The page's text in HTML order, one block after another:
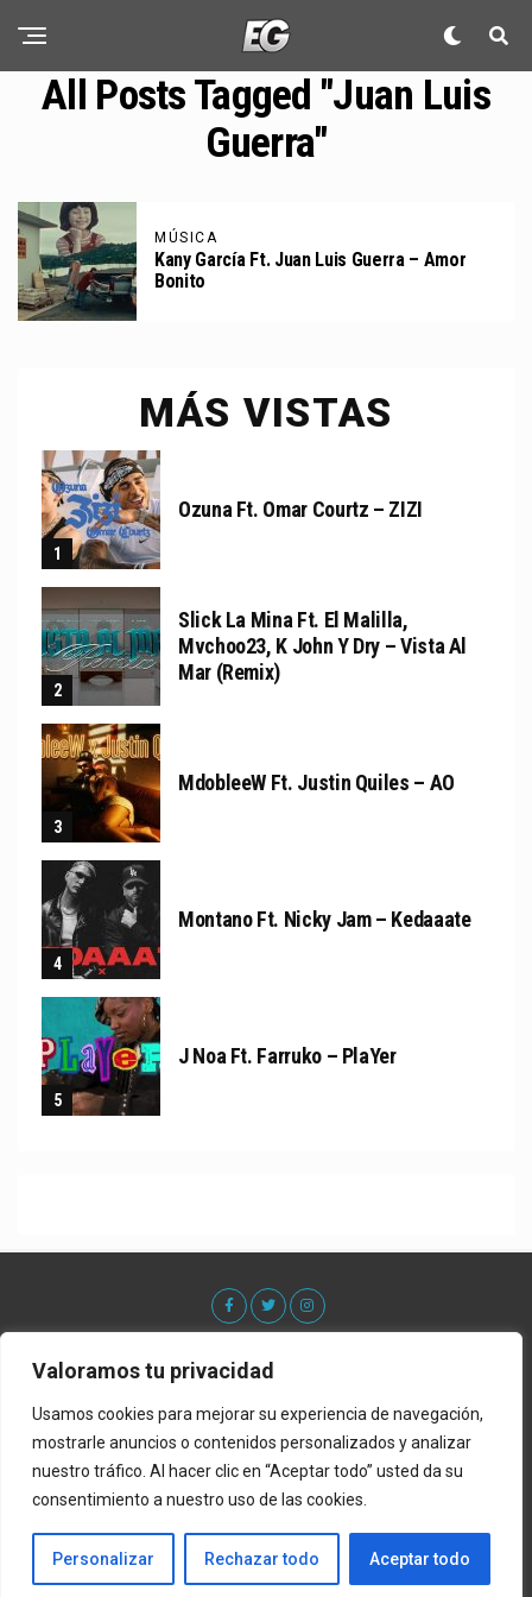
Valoramos tu privacidad
Usamos cookies para mejorar su experiencia de navegación,
mostrarle anuncios o contenidos personalizados y analizar
nuestro tráfico. Al hacer clic en “Aceptar todo” usted da su
consentimiento a nuestro uso de las cookies.
Personalizar Rechazar todo Aceptar todo
All Posts Tagged "Juan Luis
Guerra"
MÚSICA
Kany García Ft. Juan Luis Guerra – Amor
Bonito
MÁS VISTAS
Ozuna Ft. Omar Courtz – ZIZI
Slick La Mina Ft. El Malilla,
Mvchoo23, K John Y Dry – Vista Al
Mar (Remix)
MdobleeW Ft. Justin Quiles – AO
Montano Ft. Nicky Jam – Kedaaate
J Noa Ft. Farruko – PlaYer
Acerca De Contacto Lista de Estrenos
Copyright © 2022 ElGenero Official. Sitio por Promo Music Inc